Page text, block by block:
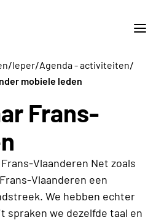
/Ieper/Agenda - activiteiten/
mobiele leden
Frans-
Vlaanderen Net zoals
Vlaanderen een
We hebben echter
spraken we dezelfde taal en